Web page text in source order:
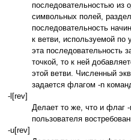
последовательностью из
символьных полей,
последовательность
к ветви, используемой
эта последовательность
точкой, то к ней
этой ветви. Численный
задается флагом -n
-l[rev]
Делает то же, что и флаг
пользователя
-u[rev]